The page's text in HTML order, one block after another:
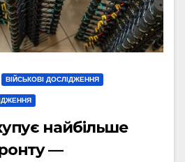
ВІЙСЬКОВІ ДОСЛІДЖЕННЯ
найбільше
—